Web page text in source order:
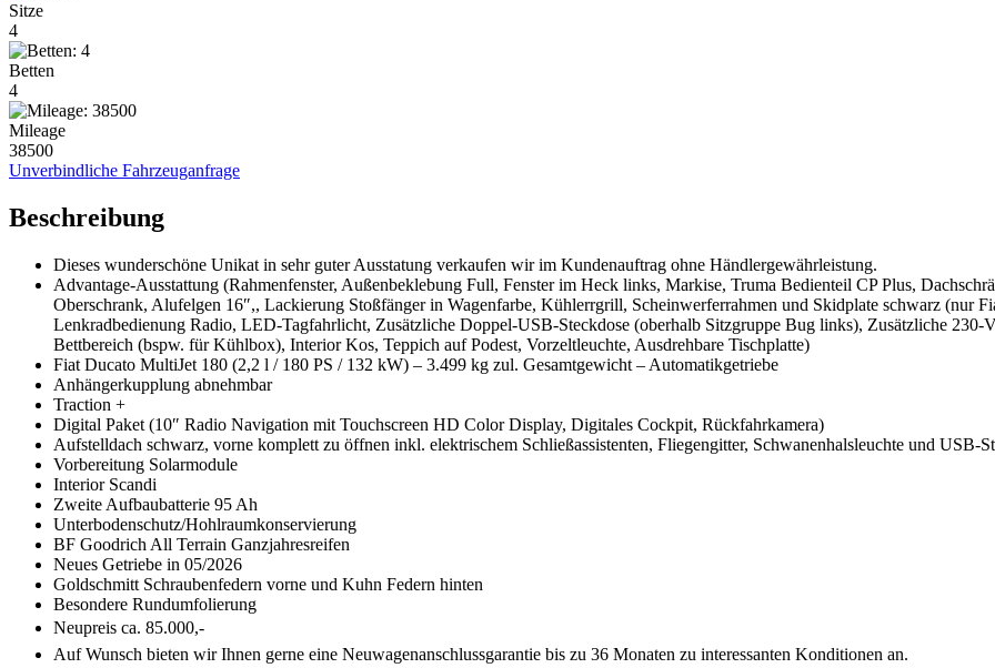
Sitze
4
Betten
4
Mileage
38500
Unverbindliche Fahrzeuganfrage
Beschreibung
Dieses wunderschöne Unikat in sehr guter Ausstatung verkaufen wir im Kundenauftrag ohne Händlergewährleistung.
Advantage-Ausstattung (Rahmenfenster, Außenbeklebung Full, Fenster im Heck links, Markise, Truma Bedienteil CP Plus,
Oberschrank, Alufelgen 16″,, Lackierung Stoßfänger in Wagenfarbe, Kühlerrgrill, Scheinwerferrahmen und Skidplate schwarz (nur
Lenkradbedienung Radio, LED-Tagfahrlicht, Zusätzliche Doppel-USB-Steckdose (oberhalb Sitzgruppe Bug links), Zusätzliche
Bettbereich (bspw. für Kühlbox), Interior Kos, Teppich auf Podest, Vorzeltleuchte, Ausdrehbare Tischplatte)
Fiat Ducato MultiJet 180 (2,2 l / 180 PS / 132 kW) – 3.499 kg zul. Gesamtgewicht – Automatikgetriebe
Anhängerkupplung abnehmbar
Traction +
Digital Paket (10″ Radio Navigation mit Touchscreen HD Color Display, Digitales Cockpit, Rückfahrkamera)
Aufstelldach schwarz, vorne komplett zu öffnen inkl. elektrischem Schließassistenten, Fliegengitter, Schwanenhalsleuchte und USB-
Vorbereitung Solarmodule
Interior Scandi
Zweite Aufbaubatterie 95 Ah
Unterbodenschutz/Hohlraumkonservierung
BF Goodrich All Terrain Ganzjahresreifen
Neues Getriebe in 05/2026
Goldschmitt Schraubenfedern vorne und Kuhn Federn hinten
Besondere Rundumfolierung
Neupreis ca. 85.000,- 
Auf Wunsch bieten wir Ihnen gerne eine Neuwagenanschlussgarantie bis zu 36 Monaten zu interessanten Konditionen an.